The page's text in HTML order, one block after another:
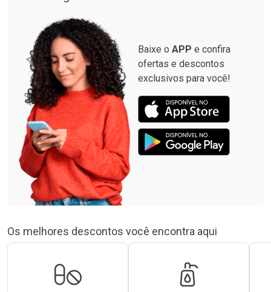
Baixe o APP e confira
ofertas e descontos
exclusivos para você!
Os melhores descontos você encontra aqui